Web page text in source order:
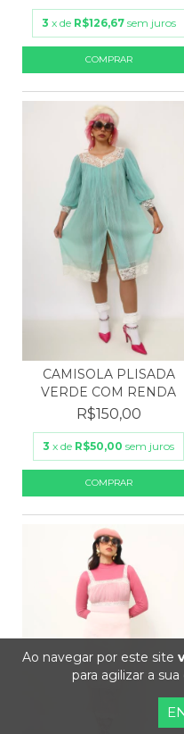
Ao navegar por este site
para agilizar a
3 x de R$126,67 sem juros
CAMISOLA PLISADA
VERDE COM RENDA
R$150,00
3 x de R$50,00 sem juros